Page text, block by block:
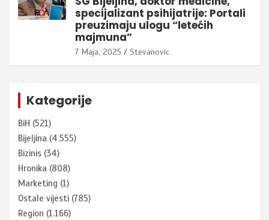
specijalizant psihijatrije: Portali
preuzimaju ulogu “letećih
majmuna”
7 Maja, 2025 Stevanovic
Kategorije
BiH (521)
Bijeljina (4.555)
Bizinis (34)
Hronika (808)
Marketing (1)
Ostale vijesti (785)
Region (1.166)